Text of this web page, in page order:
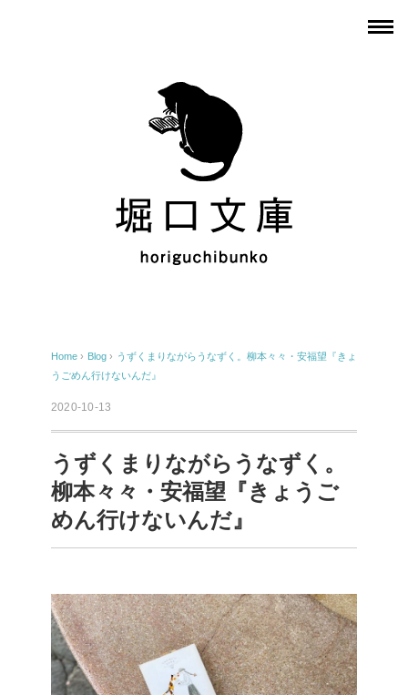
Home › Blog › うずくまりながらうなずく。柳本々々・安福望『きょ
うごめん行けないんだ』
2020-10-13
うずくまりながらうなずく。
柳本々々・安福望『きょうご
めん行けないんだ』